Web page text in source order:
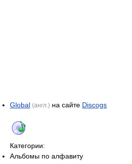
Global (англ.) на сайте Discogs
Категории:
Альбомы по алфавиту